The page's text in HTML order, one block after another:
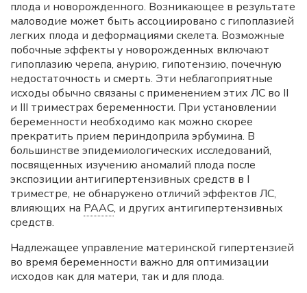
плода и новорожденного. Возникающее в результате
маловодие может быть ассоциировано с гипоплазией
легких плода и деформациями скелета. Возможные
побочные эффекты у новорожденных включают
гипоплазию черепа, анурию, гипотензию, почечную
недостаточность и смерть. Эти неблагоприятные
исходы обычно связаны с применением этих ЛС во II
и III триместрах беременности. При установлении
беременности необходимо как можно скорее
прекратить прием периндоприла эрбумина. В
большинстве эпидемиологических исследований,
посвященных изучению аномалий плода после
экспозиции антигипертензивных средств в I
триместре, не обнаружено отличий эффектов ЛС,
влияющих на РААС, и других антигипертензивных
средств.
Надлежащее управление материнской гипертензией
во время беременности важно для оптимизации
исходов как для матери, так и для плода.